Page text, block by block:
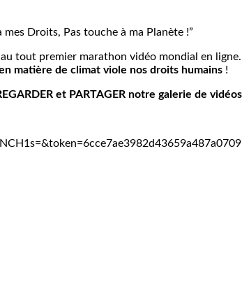
Droits, Pas touche à ma Planète !”
tout premier marathon vidéo mondial en
matière de climat viole nos droits humains !
et PARTAGER notre galerie de